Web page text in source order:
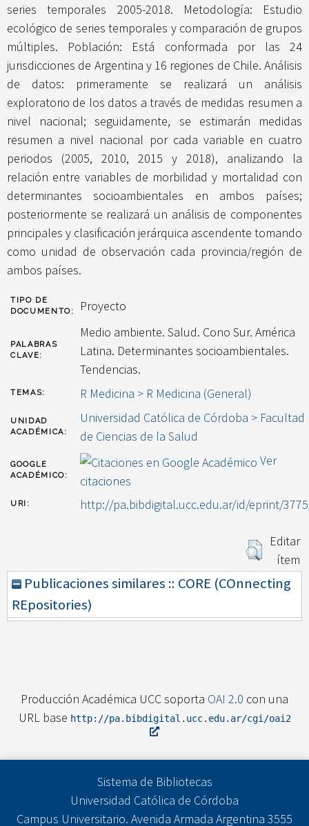
series temporales 2005-2018. Metodología: Estudio
ecológico de series temporales y comparación de grupos
múltiples. Población: Está conformada por las 24
jurisdicciones de Argentina y 16 regiones de Chile. Análisis
de datos: primeramente se realizará un análisis
exploratorio de los datos a través de medidas resumen a
nivel nacional; seguidamente, se estimarán medidas
resumen a nivel nacional por cada variable en cuatro
periodos (2005, 2010, 2015 y 2018), analizando la
relación entre variables de morbilidad y mortalidad con
determinantes socioambientales en ambos países;
posteriormente se realizará un análisis de componentes
principales y clasificación jerárquica ascendente tomando
como unidad de observación cada provincia/región de
ambos países.
TIPO DE
DOCUMENTO:
Proyecto
PALABRAS
CLAVE:
Medio ambiente. Salud. Cono Sur. América
Latina. Determinantes socioambientales.
Tendencias.
TEMAS: R Medicina > R Medicina (General)
UNIDAD
ACADÉMICA:
Universidad Católica de Córdoba > Facultad
de Ciencias de la Salud
GOOGLE
ACADÉMICO:
Ver
citaciones
URI: http://pa.bibdigital.ucc.edu.ar/id/eprint/3775
Editar
ítem
Publicaciones similares :: CORE (COnnecting
REpositories)
Producción Académica UCC soporta OAI 2.0 con una
URL base http://pa.bibdigital.ucc.edu.ar/cgi/oai2
Sistema de Bibliotecas
Universidad Católica de Córdoba
Campus Universitario. Avenida Armada Argentina 3555